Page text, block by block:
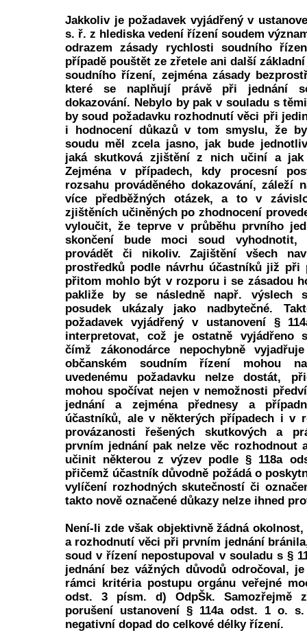
Jakkoliv je požadavek vyjádřený v
s. ř. z hlediska vedení řízení soudem
odrazem zásady rychlosti soudního
případě pouštět ze zřetele ani další
soudního řízení, zejména zásady
které se naplňují právě při jednání
dokazování. Nebylo by pak v souladu s
by soud požadavku rozhodnutí věci při
i hodnocení důkazů v tom smyslu, že
soudu měl zcela jasno, jak bude
jaká skutková zjištění z nich učiní a jak
Zejména v případech, kdy procesní
rozsahu prováděného dokazování, záleží
více předběžných otázek, a to v
zjištěních učiněných po zhodnocení
vyloučit, že teprve v průběhu prvního
skončení bude moci soud vyhodnotit,
provádět či nikoliv. Zajištění všech
prostředků podle návrhu účastníků již při
přitom mohlo být v rozporu i se zásadou
pakliže by se následně např. výslech
posudek ukázaly jako nadbytečné.
požadavek vyjádřený v ustanovení §
interpretovat, což je ostatně vyjádřeno
čímž zákonodárce nepochybně
občanském soudním řízení mohou
uvedenému požadavku nelze dostát,
mohou spočívat nejen v nemožnosti
jednání a zejména přednesy a
účastníků, ale v některých případech i v
provázanosti řešených skutkových a
prvním jednání pak nelze věc rozhodnout
učinit některou z výzev podle § 118a
přičemž účastník důvodně požádá o
vylíčení rozhodných skutečností či
takto nově označené důkazy nelze ihned
Není-li zde však objektivně žádná
a rozhodnutí věci při prvním jednání
soud v řízení nepostupoval v souladu s §
jednání bez vážných důvodů odročoval,
rámci kritéria postupu orgánu veřejné
odst. 3 písm. d) OdpŠk. Samozřejmě
porušení ustanovení § 114a odst. 1 o.
negativní dopad do celkové délky řízení.